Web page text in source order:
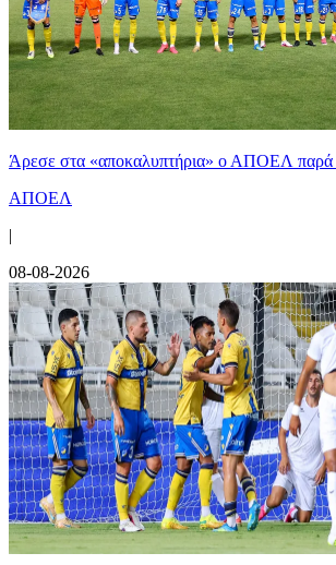
Άρεσε στα «αποκαλυπτήρια» ο ΑΠΟΕΛ παρά
ΑΠΟΕΛ
|
08-08-2026